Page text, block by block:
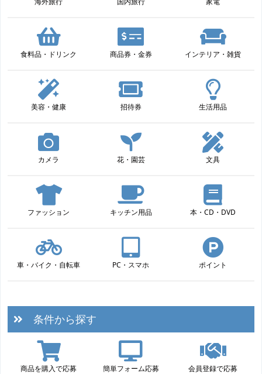
食料品・ドリンク 商品券・金券 インテリア・雑貨
美容・健康 招待券 生活用品
カメラ 花・園芸 文具
ファッション キッチン用品 本・CD・DVD
車・バイク・自転車 PC・スマホ ポイント
条件から探す
商品を購入で応募 簡単フォーム応募 会員登録で応募